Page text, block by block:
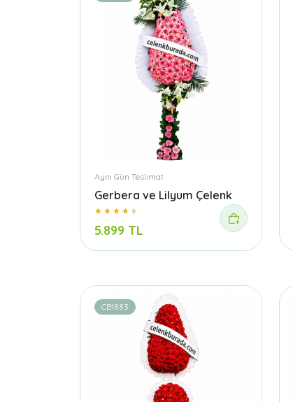
Aynı Gün Teslimat
Gerbera ve Lilyum Çelenk
5.899 TL
CB1883